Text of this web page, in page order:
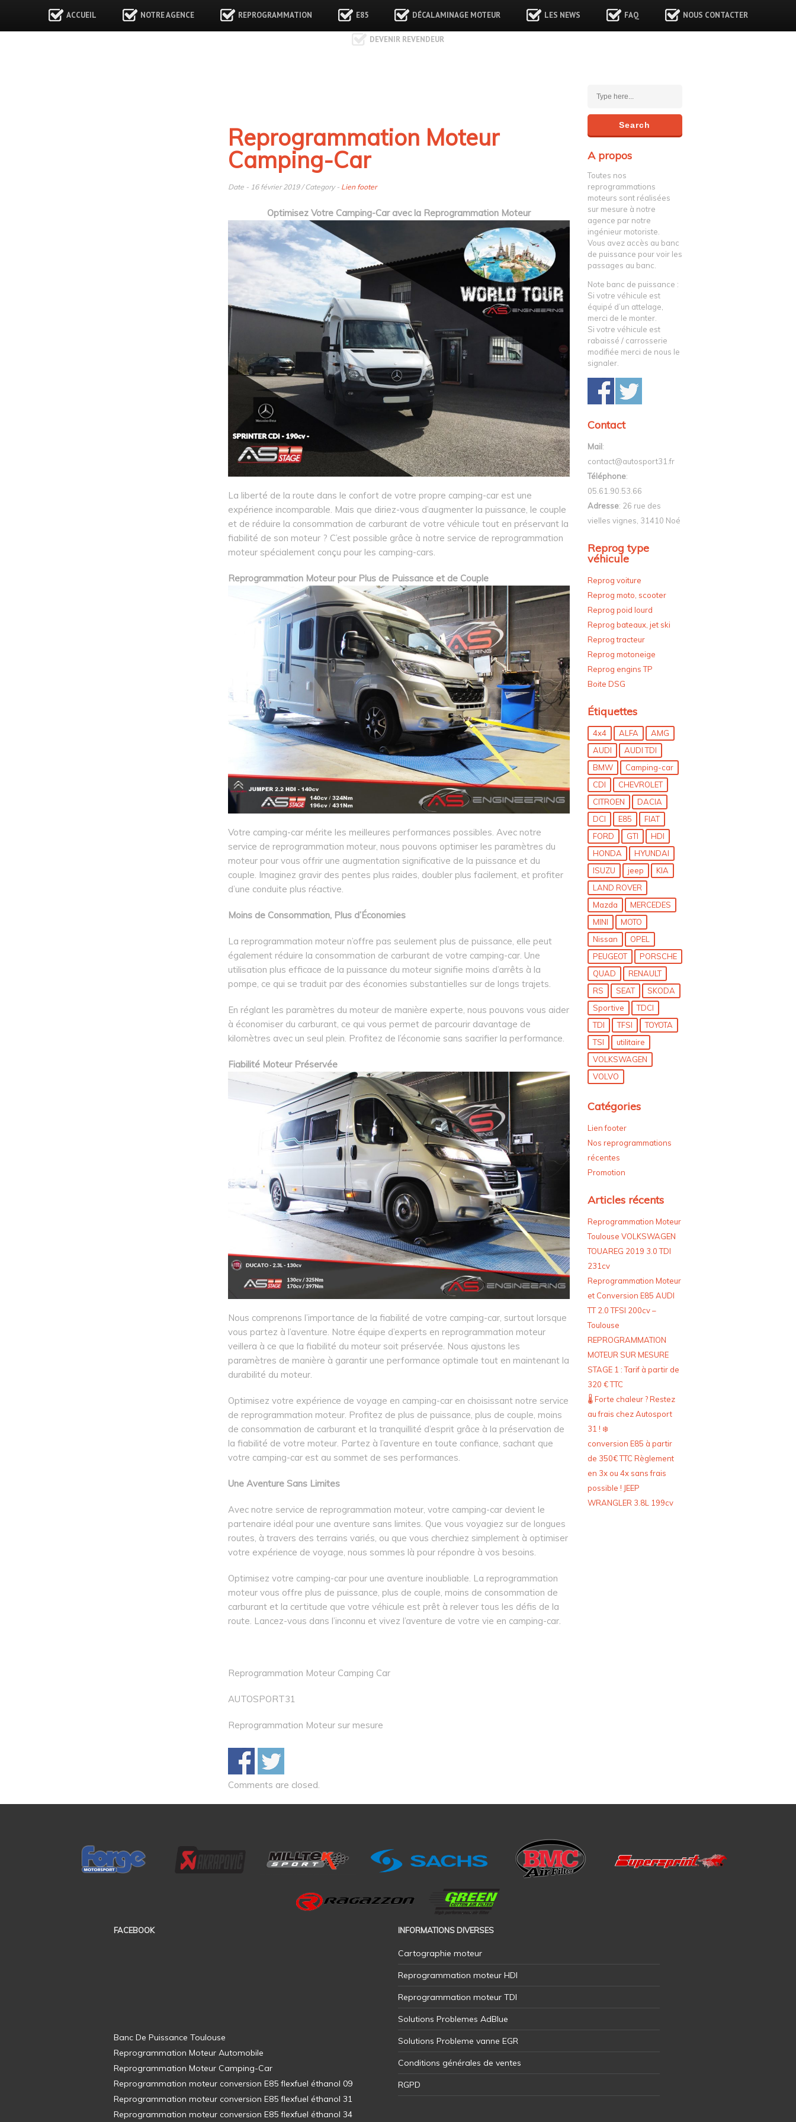
ACCUEIL NOTRE AGENCE REPROGRAMMATION E85 DÉCALAMINAGE MOTEUR LES NEWS FAQ NOUS CONTACTER
DEVENIR REVENDEUR
Reprogrammation Moteur
Camping-Car
Date - 16 février 2019 / Category - Lien footer
Optimisez Votre Camping-Car avec la Reprogrammation Moteur
La liberté de la route dans le confort de votre propre camping-car est une
expérience incomparable. Mais que diriez-vous d’augmenter la puissance, le couple
et de réduire la consommation de carburant de votre véhicule tout en préservant la
fiabilité de son moteur ? C’est possible grâce à notre service de reprogrammation
moteur spécialement conçu pour les camping-cars.
Reprogrammation Moteur pour Plus de Puissance et de Couple
Votre camping-car mérite les meilleures performances possibles. Avec notre
service de reprogrammation moteur, nous pouvons optimiser les paramètres du
moteur pour vous offrir une augmentation significative de la puissance et du
couple. Imaginez gravir des pentes plus raides, doubler plus facilement, et profiter
d’une conduite plus réactive.
Moins de Consommation, Plus d’Économies
La reprogrammation moteur n’offre pas seulement plus de puissance, elle peut
également réduire la consommation de carburant de votre camping-car. Une
utilisation plus efficace de la puissance du moteur signifie moins d’arrêts à la
pompe, ce qui se traduit par des économies substantielles sur de longs trajets.
En réglant les paramètres du moteur de manière experte, nous pouvons vous aider
à économiser du carburant, ce qui vous permet de parcourir davantage de
kilomètres avec un seul plein. Profitez de l’économie sans sacrifier la performance.
Fiabilité Moteur Préservée
Nous comprenons l’importance de la fiabilité de votre camping-car, surtout lorsque
vous partez à l’aventure. Notre équipe d’experts en reprogrammation moteur
veillera à ce que la fiabilité du moteur soit préservée. Nous ajustons les
paramètres de manière à garantir une performance optimale tout en maintenant la
durabilité du moteur.
Optimisez votre expérience de voyage en camping-car en choisissant notre service
de reprogrammation moteur. Profitez de plus de puissance, plus de couple, moins
de consommation de carburant et la tranquillité d’esprit grâce à la préservation de
la fiabilité de votre moteur. Partez à l’aventure en toute confiance, sachant que
votre camping-car est au sommet de ses performances.
Une Aventure Sans Limites
Avec notre service de reprogrammation moteur, votre camping-car devient le
partenaire idéal pour une aventure sans limites. Que vous voyagiez sur de longues
routes, à travers des terrains variés, ou que vous cherchiez simplement à optimiser
votre expérience de voyage, nous sommes là pour répondre à vos besoins.
Optimisez votre camping-car pour une aventure inoubliable. La reprogrammation
moteur vous offre plus de puissance, plus de couple, moins de consommation de
carburant et la certitude que votre véhicule est prêt à relever tous les défis de la
route. Lancez-vous dans l’inconnu et vivez l’aventure de votre vie en camping-car.
Reprogrammation Moteur Camping Car
AUTOSPORT31
Reprogrammation Moteur sur mesure
Comments are closed.
A propos
Toutes nos
reprogrammations
moteurs sont réalisées
sur mesure à notre
agence par notre
ingénieur motoriste.
Vous avez accès au banc
de puissance pour voir les
passages au banc.
Note banc de puissance :
Si votre véhicule est
équipé d’un attelage,
merci de le monter.
Si votre véhicule est
rabaissé / carrosserie
modifiée merci de nous le
signaler.
Contact
Mail:
contact@autosport31.fr
Téléphone:
05.61.90.53.66
Adresse: 26 rue des
vielles vignes, 31410 Noé
Reprog type
véhicule
Reprog voiture
Reprog moto, scooter
Reprog poid lourd
Reprog bateaux, jet ski
Reprog tracteur
Reprog motoneige
Reprog engins TP
Boite DSG
Étiquettes
4x4 ALFA
AMG
AUDI
AUDI TDI
BMW
Camping-car
CDI
CHEVROLET
CITROEN
DACIA
DCI
E85
FIAT
FORD
GTI
HDI
HONDA
HYUNDAI
ISUZU
jeep
KIA
LAND ROVER
Mazda
MERCEDES
MINI
MOTO
Nissan
OPEL
PEUGEOT
PORSCHE
QUAD
RENAULT
RS
SEAT
SKODA
Sportive
TDCI
TDI
TFSI
TOYOTA
TSI
utilitaire
VOLKSWAGEN
VOLVO
Catégories
Lien footer
Nos reprogrammations
récentes
Promotion
Articles récents
Reprogrammation Moteur
Toulouse VOLKSWAGEN
TOUAREG 2019 3.0 TDI
231cv
Reprogrammation Moteur
et Conversion E85 AUDI
TT 2.0 TFSI 200cv –
Toulouse
REPROGRAMMATION
MOTEUR SUR MESURE
STAGE 1 : Tarif à partir de
320 € TTC
🌡️ Forte chaleur ? Restez
au frais chez Autosport
31 ! ❄️
conversion E85 à partir
de 350€ TTC Règlement
en 3x ou 4x sans frais
possible ! JEEP
WRANGLER 3.8L 199cv
FACEBOOK INFORMATIONS DIVERSES
Cartographie moteur
Reprogrammation moteur HDI
Reprogrammation moteur TDI
Solutions Problemes AdBlue
Solutions Probleme vanne EGR
Conditions générales de ventes
RGPD
Banc De Puissance Toulouse
Reprogrammation Moteur Automobile
Reprogrammation Moteur Camping-Car
Reprogrammation moteur conversion E85 flexfuel éthanol 09
Reprogrammation moteur conversion E85 flexfuel éthanol 31
Reprogrammation moteur conversion E85 flexfuel éthanol 34